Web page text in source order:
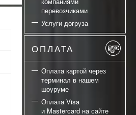
перевозчиками
Услуги догруза
ОПЛАТА
Оплата картой через
терминал в нашем
шоуруме
Оплата Visa
и Mastercard на сайте